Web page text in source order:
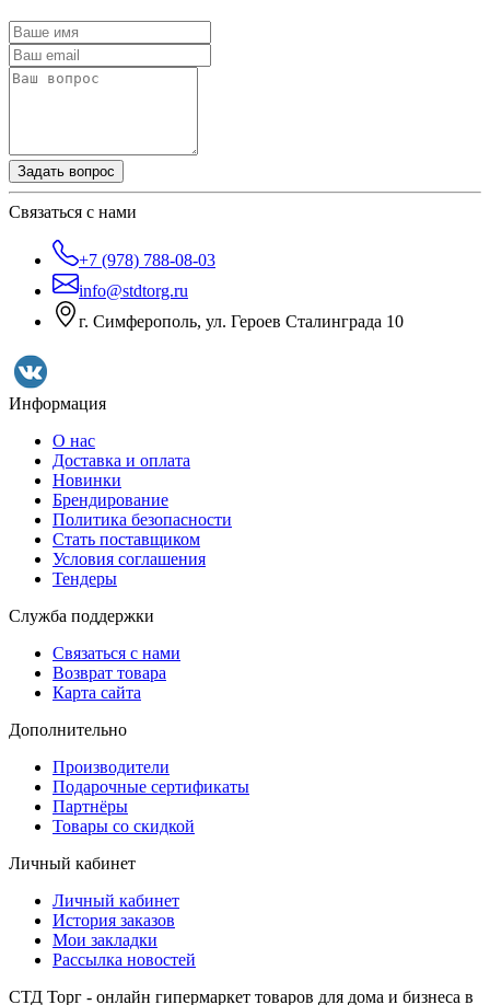
Задать вопрос
Связаться с нами
+7 (978) 788-08-03
info@stdtorg.ru
г. Симферополь, ул. Героев Сталинграда 10
Информация
О нас
Доставка и оплата
Новинки
Брендирование
Политика безопасности
Стать поставщиком
Условия соглашения
Тендеры
Служба поддержки
Связаться с нами
Возврат товара
Карта сайта
Дополнительно
Производители
Подарочные сертификаты
Партнёры
Товары со скидкой
Личный кабинет
Личный кабинет
История заказов
Мои закладки
Рассылка новостей
СТД Торг - онлайн гипермаркет товаров для дома и бизнеса в